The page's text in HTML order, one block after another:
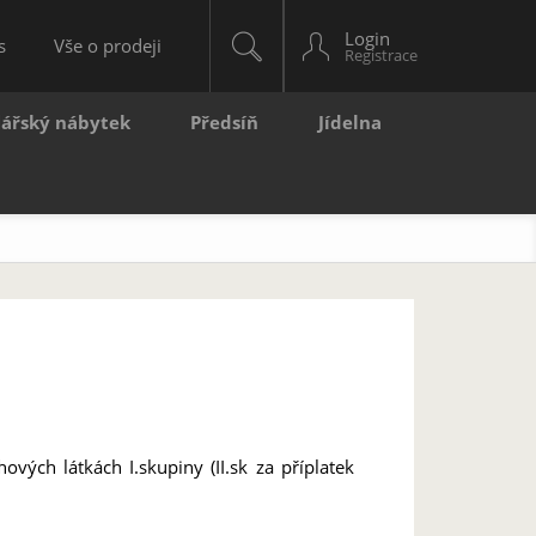
Login
Vše o prodeji
nábytek Předsíň Jídelna
látkách I.skupiny (II.sk za příplatek